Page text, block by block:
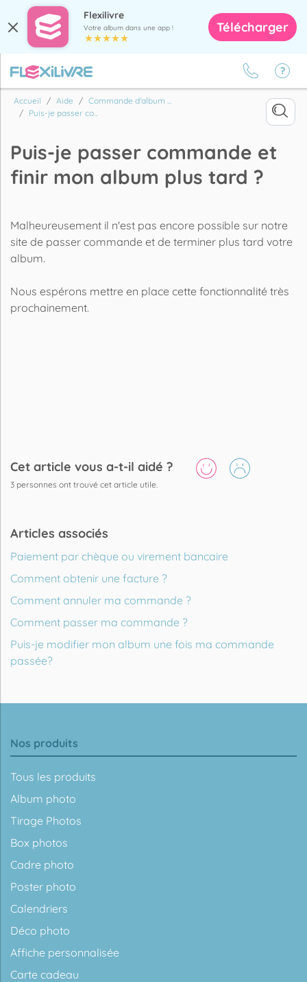
Flexilivre
Votre album dans une app ! Télécharger
Accueil Aide
Commande d'album ...
Puis-je passer co...
Puis-je passer commande et
finir mon album plus tard ?
Malheureusement il n'est pas encore possible sur notre
site de passer commande et de terminer plus tard votre
album.
Nous espérons mettre en place cette fonctionnalité très
prochainement.
Cet article vous a-t-il aidé ?
3 personnes ont trouvé cet article utile.
Articles associés
Paiement par chèque ou virement bancaire
Comment obtenir une facture ?
Comment annuler ma commande ?
Comment passer ma commande ?
Puis-je modifier mon album une fois ma commande
passée?
Nos produits
Tous les produits
Album photo
Tirage Photos
Box photos
Cadre photo
Poster photo
Calendriers
Déco photo
Affiche personnalisée
Carte cadeau